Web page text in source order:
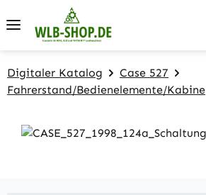
Zum Hauptinhalt springen
Digitaler Katalog
Case 527
Fahrerstand/Bedienelemente/Kabine